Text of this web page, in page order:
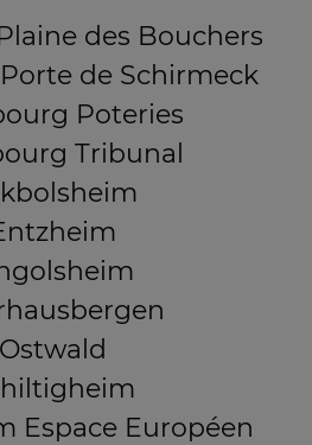
des Bouchers
de Schirmeck
Poteries
Tribunal
Ostwald
Espace Européen